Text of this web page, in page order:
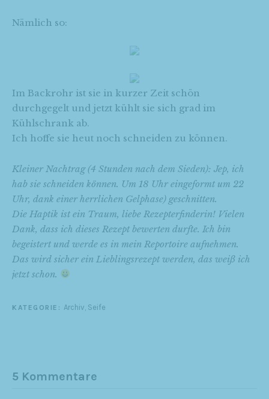
Nämlich so:
Im Backrohr ist sie in kurzer Zeit schön
durchgegelt und jetzt kühlt sie sich grad im
Kühlschrank ab.
Ich hoffe sie heut noch schneiden zu können.
Kleiner Nachtrag (4 Stunden nach dem Sieden): Jep, ich
hab sie schneiden können. Um 18 Uhr eingeformt um 22
Uhr, dank einer herrlichen Gelphase) geschnitten.
Die Haptik ist ein Traum, liebe Rezepterfinderin! Vielen
Dank, dass ich dieses Rezept bewerten durfte. Ich bin
begeistert und werde es in mein Reportoire aufnehmen.
Das wird sicher ein Lieblingsrezept werden, das weiß ich
jetzt schon.
KATEGORIE: Archiv Seife
5 Kommentare